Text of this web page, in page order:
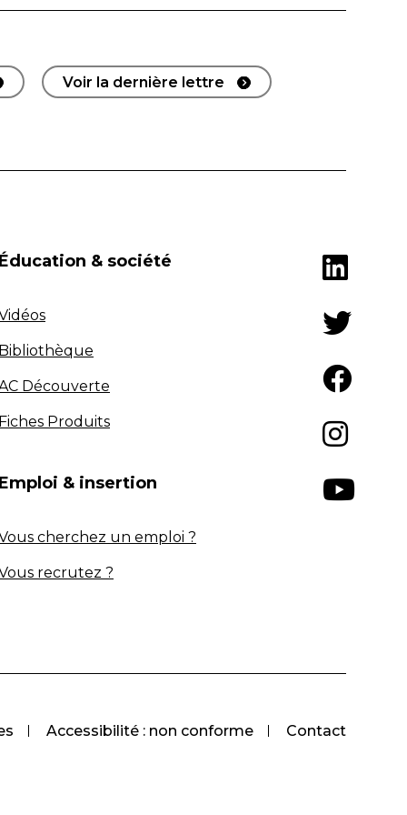
Voir la dernière lettre
& société
Découverte
Produits
& insertion
cherchez un emploi ?
recrutez ?
Accessibilité : non conforme Contact